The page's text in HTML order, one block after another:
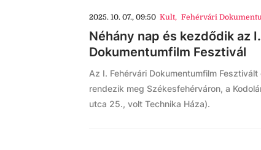
2025. 10. 07., 09:50 Kult, Fehérvári
Néhány nap és kezdődik az
Dokumentumfilm Fesztivál
Az I. Fehérvári Dokumentumfilm
rendezik meg Székesfehérváron, a
utca 25., volt Technika Háza).